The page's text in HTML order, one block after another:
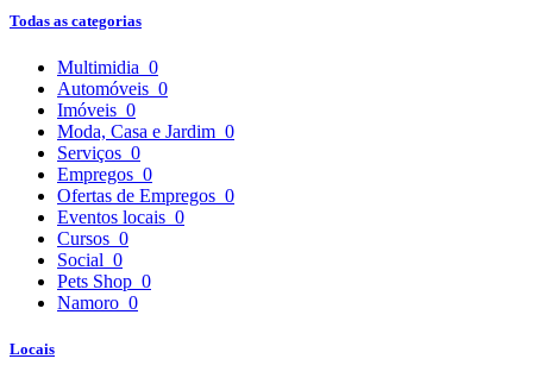
Todas as categorias
Multimidia 0
Automóveis 0
Imóveis 0
Moda, Casa e Jardim 0
Serviços 0
Empregos 0
Ofertas de Empregos 0
Eventos locais 0
Cursos 0
Social 0
Pets Shop 0
Namoro 0
Locais